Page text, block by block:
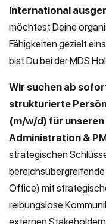
international
möchtest Deine
Fähigkeiten gezielt
bist Du bei der MDS
Wir suchen ab
strukturierte
(m/w/d) für
Administration &
strategischen
Office) mit
reibungslose
externen